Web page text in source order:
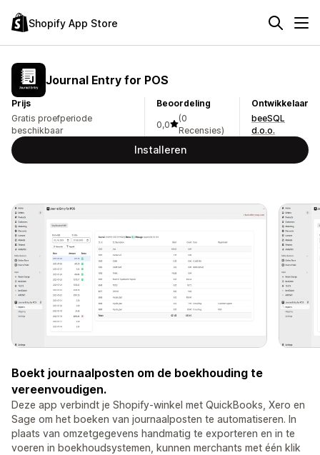
Shopify App Store
Journal Entry for POS
Prijs
Gratis proefperiode
beschikbaar
Beoordeling
0,0
(0
Recensies)
Ontwikkelaar
beeSQL
d.o.o.
Installeren
Boekt journaalposten om de boekhouding te
vereenvoudigen.
Deze app verbindt je Shopify-winkel met QuickBooks, Xero en
Sage om het boeken van journaalposten te automatiseren. In
plaats van omzetgegevens handmatig te exporteren en in te
voeren in boekhoudsystemen, kunnen merchants met één klik